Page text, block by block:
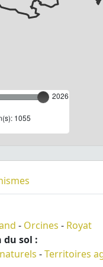
2026
1055
- Orcines - Royat
du sol :
-Territoires